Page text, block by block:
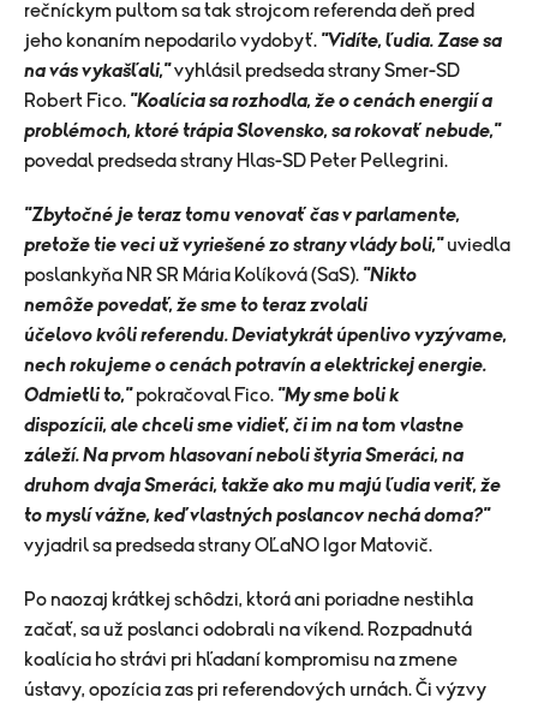
rečníckym pultom sa tak strojcom referenda deň pred
jeho konaním nepodarilo vydobyť. "Vidíte, ľudia. Zase sa
na vás vykašľali,"vyhlásil predseda strany Smer-SD
Robert Fico. "Koalícia sa rozhodla, že o cenách energií a
problémoch, ktoré trápia Slovensko, sa rokovať nebude,"
povedal predseda strany Hlas-SD Peter Pellegrini.
"Zbytočné je teraz tomu venovať čas v parlamente,
pretože tie veci už vyriešené zo strany vlády boli," uviedla
poslankyňa NR SR Mária Kolíková (SaS). "Nikto
nemôže povedať, že sme to teraz zvolali
účelovo kvôli referendu. Deviatykrát úpenlivo vyzývame,
nech rokujeme o cenách potravín a elektrickej energie.
Odmietli to," pokračoval Fico. "My sme boli k
dispozícii, ale chceli sme vidieť, či im na tom vlastne
záleží. Na prvom hlasovaní neboli štyria Smeráci, na
druhom dvaja Smeráci, takže ako mu majú ľudia veriť, že
to myslí vážne, keď vlastných poslancov nechá doma?"
vyjadril sa predseda strany OĽaNO Igor Matovič.
Po naozaj krátkej schôdzi, ktorá ani poriadne nestihla
začať, sa už poslanci odobrali na víkend. Rozpadnutá
koalícia ho strávi pri hľadaní kompromisu na zmene
ústavy, opozícia zas pri referendových urnách. Či výzvy